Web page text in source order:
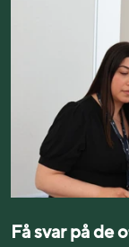
Få svar på de